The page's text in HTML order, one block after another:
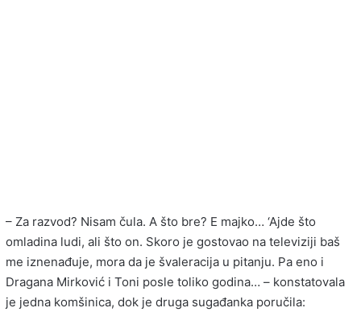
– Za razvod? Nisam čula. A što bre? E majko… ‘Ajde što
omladina ludi, ali što on. Skoro je gostovao na televiziji baš
me iznenađuje, mora da je švaleracija u pitanju. Pa eno i
Dragana Mirković i Toni posle toliko godina… – konstatovala
je jedna komšinica, dok je druga sugađanka poručila: